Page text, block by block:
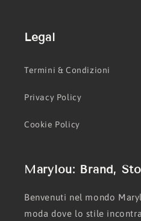
Legal
Termini & Condizioni
Privacy Policy
Cookie Policy
Marylou: Brand,
Benvenuti nel mondo
moda dove lo stile